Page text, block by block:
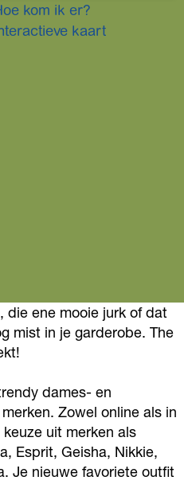
kom ik er?
kaart
die ene mooie jurk of dat
mist in je garderobe. The
dames- en
Zowel online als in
uit merken als
Esprit, Geisha, Nikkie,
Je nieuwe favoriete outfit